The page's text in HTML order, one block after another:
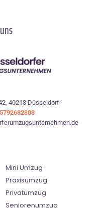
40213 Düsseldorf
Mini Umzug
Praxisumzug
Privatumzug
Seniorenumzug